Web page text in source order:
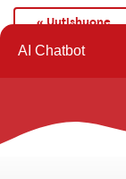
« Uutishuone
Rautalammin